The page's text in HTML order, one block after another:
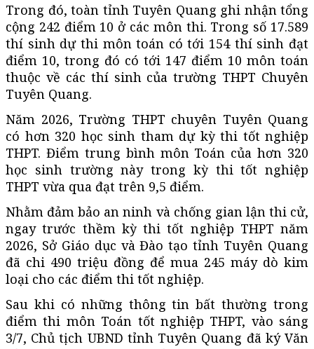
Trong đó, toàn tỉnh Tuyên Quang ghi nhận tổng
cộng 242 điểm 10 ở các môn thi. Trong số 17.589
thí sinh dự thi môn toán có tới 154 thí sinh đạt
điểm 10, trong đó có tới 147 điểm 10 môn toán
thuộc về các thí sinh của trường THPT Chuyên
Tuyên Quang.
Năm 2026, Trường THPT chuyên Tuyên Quang
có hơn 320 học sinh tham dự kỳ thi tốt nghiệp
THPT. Điểm trung bình môn Toán của hơn 320
học sinh trường này trong kỳ thi tốt nghiệp
THPT vừa qua đạt trên 9,5 điểm.
Nhằm đảm bảo an ninh và chống gian lận thi cử,
ngay trước thềm kỳ thi tốt nghiệp THPT năm
2026, Sở Giáo dục và Đào tạo tỉnh Tuyên Quang
đã chi 490 triệu đồng để mua 245 máy dò kim
loại cho các điểm thi tốt nghiệp.
Sau khi có những thông tin bất thường trong
điểm thi môn Toán tốt nghiệp THPT, vào sáng
3/7, Chủ tịch UBND tỉnh Tuyên Quang đã ký Văn